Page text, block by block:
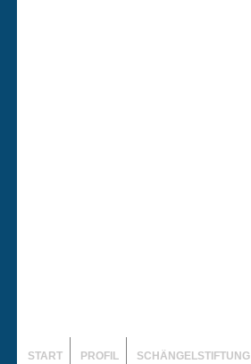
START PROFIL SCHÄNGELSTIFTUNG